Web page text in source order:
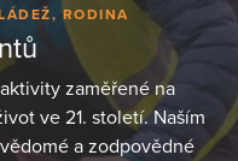
RODINA
zaměřené na
ve 21. století. Naším
a zodpovědné